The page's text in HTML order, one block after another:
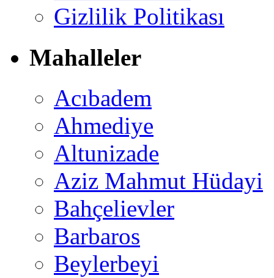
Gizlilik Politikası
Mahalleler
Acıbadem
Ahmediye
Altunizade
Aziz Mahmut Hüdayi
Bahçelievler
Barbaros
Beylerbeyi